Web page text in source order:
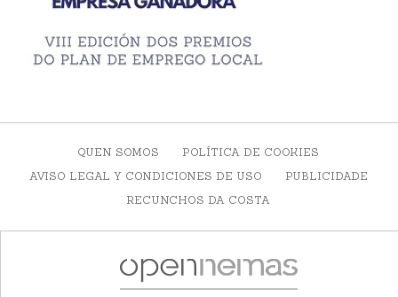
QUEN SOMOS
POLÍTICA DE COOKIES
AVISO LEGAL Y CONDICIONES DE USO
PUBLICIDADE
RECUNCHOS DA COSTA